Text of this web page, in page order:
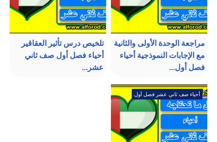
مراجعة الوحدة الأولى والثانية
مع الإجابات النموذجية أحياء
فصل أول...
تلخيص درس تأثير العقاقير
أحياء فصل أول صف ثاني
عشر...
أحياء صف ثاني عشر فصل أول